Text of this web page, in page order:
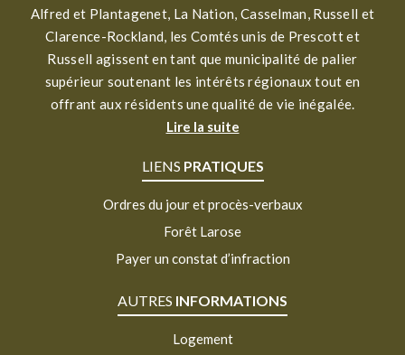
Alfred et Plantagenet, La Nation, Casselman, Russell et
Clarence-Rockland, les Comtés unis de Prescott et
Russell agissent en tant que municipalité de palier
supérieur soutenant les intérêts régionaux tout en
offrant aux résidents une qualité de vie inégalée.
Lire la suite
LIENS PRATIQUES
Ordres du jour et procès-verbaux
Forêt Larose
Payer un constat d’infraction
AUTRES INFORMATIONS
Logement